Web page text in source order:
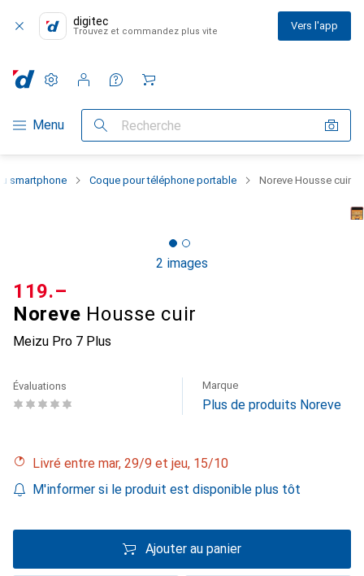
digitec
Trouvez et commandez plus vite Vers l'app
Navigation par catégorie
Menu Recherche
Paramètres
Compte client
Listes de comparaison
Listes d'envies
Panier
smartphone Coque pour téléphone portable Noreve Housse cuir
2 images
Noreve Housse cuir
Meizu Pro 7 Plus
CHF
119.–
Évaluations Marque
Plus de produits Noreve
Livré entre mar, 29/9 et jeu, 15/10
M'informer si le produit est disponible plus tôt
Ajouter au panier